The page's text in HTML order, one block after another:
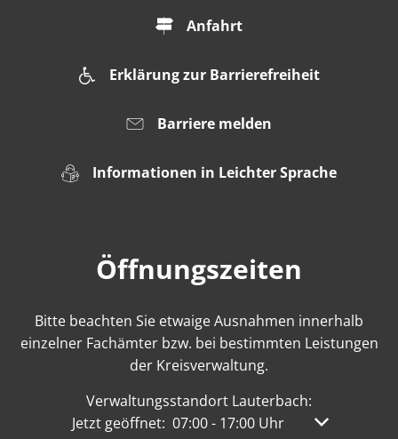
Anfahrt
Erklärung zur Barrierefreiheit
Barriere melden
Informationen in Leichter Sprache
Öffnungszeiten
Bitte beachten Sie etwaige Ausnahmen innerhalb
einzelner Fachämter bzw. bei bestimmten Leistungen
der Kreisverwaltung.
Verwaltungsstandort Lauterbach:
Klicken, um weitere Öffnungs- oder
Jetzt geöffnet: 07:00- 17:00Uhr
Von 07:00